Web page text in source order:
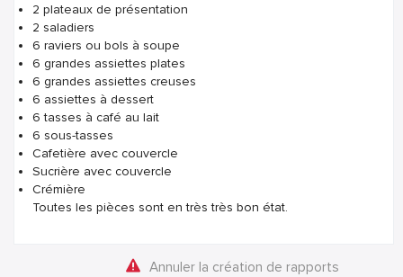
2 plateaux de présentation
2 saladiers
6 raviers ou bols à soupe
6 grandes assiettes plates
6 grandes assiettes creuses
6 assiettes à dessert
6 tasses à café au lait
6 sous-tasses
Cafetière avec couvercle
Sucrière avec couvercle
Crémière
Toutes les pièces sont en très très bon état.
Annuler la création de rapports